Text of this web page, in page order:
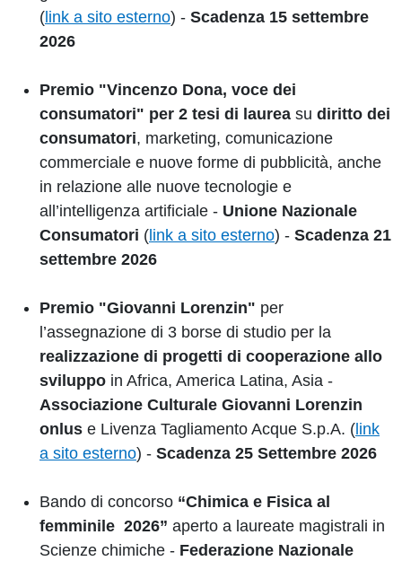
( link a sito esterno) - Scadenza 15 settembre
2026
Premio "Vincenzo Dona, voce dei
consumatori" per 2 tesi di laurea su diritto dei
consumatori, marketing, comunicazione
commerciale e nuove forme di pubblicità, anche
in relazione alle nuove tecnologie e
all’intelligenza artificiale - Unione Nazionale
Consumatori ( link a sito esterno) - Scadenza 21
settembre 2026
Premio "Giovanni Lorenzin" per
l’assegnazione di 3 borse di studio per la
realizzazione di progetti di cooperazione allo
sviluppo in Africa, America Latina, Asia -
Associazione Culturale Giovanni Lorenzin
onlus e Livenza Tagliamento Acque S.p.A. ( link
a sito esterno) - Scadenza 25 Settembre 2026
Bando di concorso “Chimica e Fisica al
femminile 2026” aperto a laureate magistrali in
Scienze chimiche - Federazione Nazionale